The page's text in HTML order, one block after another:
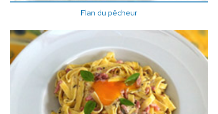
Flan du pêcheur